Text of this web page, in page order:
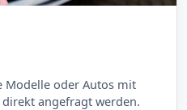
Modelle oder Autos mit
angefragt werden.